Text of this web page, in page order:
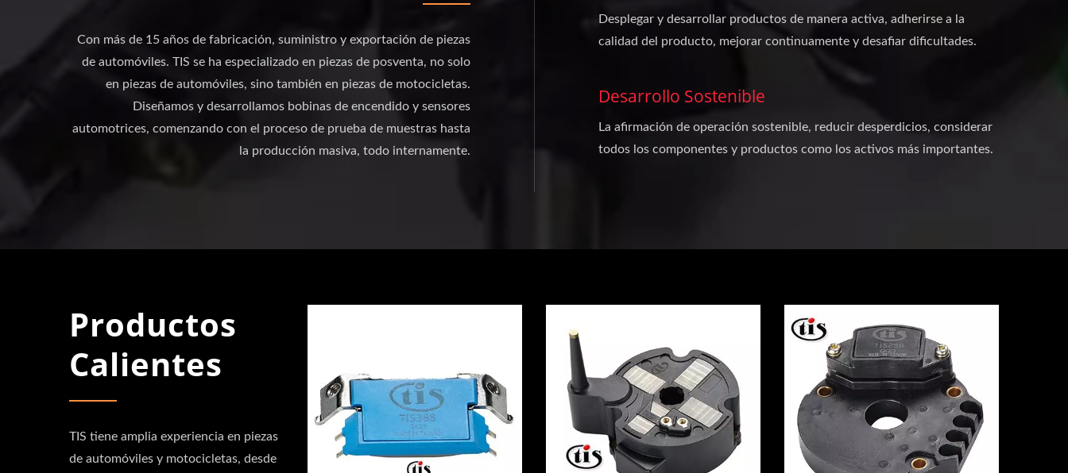
Con más de 15 años de fabricación, suministro y exportación de piezas
de automóviles. TIS se ha especializado en piezas de posventa, no solo
en piezas de automóviles, sino también en piezas de motocicletas.
Diseñamos y desarrollamos bobinas de encendido y sensores
automotrices, comenzando con el proceso de prueba de muestras hasta
la producción masiva, todo internamente.
Desplegar y desarrollar productos de manera activa, adherirse a la
calidad del producto, mejorar continuamente y desafiar dificultades.
Desarrollo Sostenible
La afirmación de operación sostenible, reducir desperdicios, considerar
todos los componentes y productos como los activos más importantes.
Productos
Calientes
TIS tiene amplia experiencia en piezas
de automóviles y motocicletas, desde